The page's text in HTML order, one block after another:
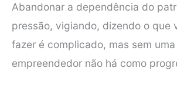
Abandonar a dependência do
pressão, vigiando, dizendo o que
fazer é complicado, mas sem
empreendedor não há como